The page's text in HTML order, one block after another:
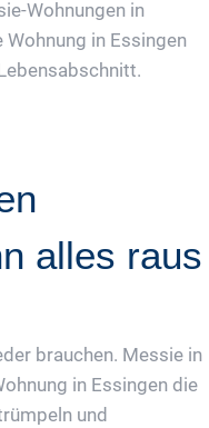
Wohnungen in
Wohnung in Essingen
alles raus
brauchen. Messie in
in Essingen die
und